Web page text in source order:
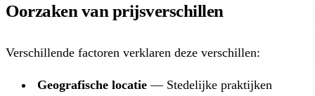
Oorzaken van prijsverschillen
Verschillende factoren verklaren deze verschillen:
Geografische locatie— Stedelijke praktijken